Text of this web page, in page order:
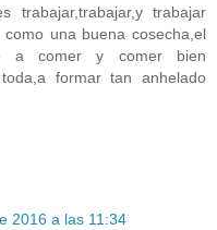
trabajar,trabajar,y trabajar
una buena cosecha,el
a comer y comer bien
formar tan anhelado
2016 a las 11:34